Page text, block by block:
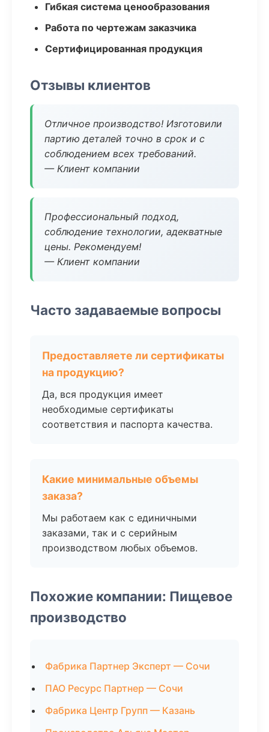
Гибкая система ценообразования
Работа по чертежам заказчика
Сертифицированная продукция
Отзывы клиентов
Отличное производство! Изготовили
партию деталей точно в срок и с
соблюдением всех требований.
— Клиент компании
Профессиональный подход,
соблюдение технологии, адекватные
цены. Рекомендуем!
— Клиент компании
Часто задаваемые вопросы
Предоставляете ли сертификаты
на продукцию?
Да, вся продукция имеет
необходимые сертификаты
соответствия и паспорта качества.
Какие минимальные объемы
заказа?
Мы работаем как с единичными
заказами, так и с серийным
производством любых объемов.
Похожие компании: Пищевое
производство
Фабрика Партнер Эксперт — Сочи
ПАО Ресурс Партнер — Сочи
Фабрика Центр Групп — Казань